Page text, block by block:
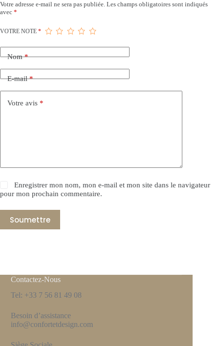
Votre adresse e-mail ne sera pas publiée. Les champs obligatoires sont indiqués
avec *
VOTRE NOTE *
Nom*
E-mail*
Votre avis *
Enregistrer mon nom, mon e-mail et mon site dans le navigateur
pour mon prochain commentaire.
Soumettre
Contactez-Nous
Tel: +33 7 56 81 49 08
Besoin d’assistance
info@confortetdesign.com